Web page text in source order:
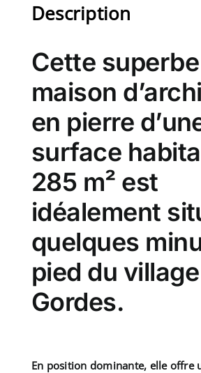
Description
Cette superbe
maison
en pierre
surface
285 m² est
idéalement
quelques
pied du
Gordes.
En position dominante, elle offre